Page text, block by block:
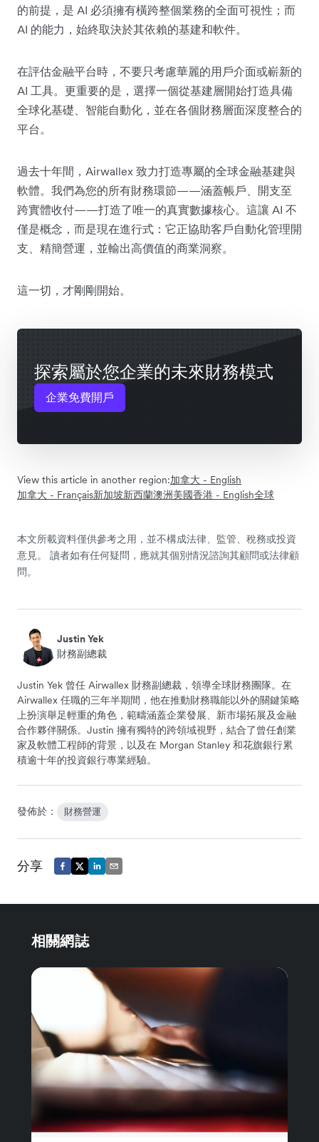
的前提，是 AI 必須擁有橫跨整個業務的全面可視性；而
AI 的能力，始終取決於其依賴的基建和軟件。
在評估金融平台時，不要只考慮華麗的用戶介面或嶄新的
AI 工具。更重要的是，選擇一個從基建層開始打造具備
全球化基礎、智能自動化，並在各個財務層面深度整合的
平台。
過去十年間，Airwallex 致力打造專屬的全球金融基建與
軟體。我們為您的所有財務環節——涵蓋帳戶、開支至
跨實體收付——打造了唯一的真實數據核心。這讓 AI 不
僅是概念，而是現在進行式：它正協助客戶自動化管理開
支、精簡營運，並輸出高價值的商業洞察。
這一切，才剛剛開始。
探索屬於您企業的未來財務模式
企業免費開戶
View this article in another region:加拿大 - English
加拿大 - Français新加坡新西蘭澳洲美國香港 - English全球
本文所載資料僅供參考之用，並不構成法律、監管、稅務或投資
意見。 讀者如有任何疑問，應就其個別情況諮詢其顧問或法律顧
問。
Justin Yek
財務副總裁
Justin Yek 曾任 Airwallex 財務副總裁，領導全球財務團隊。在
Airwallex 任職的三年半期間，他在推動財務職能以外的關鍵策略
上扮演舉足輕重的角色，範疇涵蓋企業發展、新市場拓展及金融
合作夥伴關係。Justin 擁有獨特的跨領域視野，結合了曾任創業
家及軟體工程師的背景，以及在 Morgan Stanley 和花旗銀行累
積逾十年的投資銀行專業經驗。
發佈於： 財務營運
分享
相關網誌